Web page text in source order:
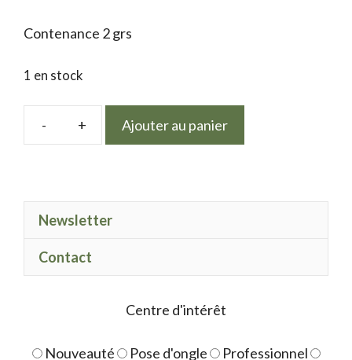
Contenance 2 grs
1 en stock
quantité
fine
Pops
Ajouter au panier
Newsletter
Contact
Centre d'intérêt
Nouveauté Pose d'ongle Professionnel